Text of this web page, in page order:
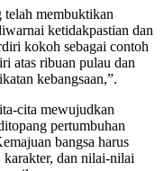
telah membuktikan
ketidakpastian dan
kokoh sebagai contoh
atas ribuan pulau dan
kebangsaan,”.
cita mewujudkan
pertumbuhan
bangsa harus
karakter, dan nilai-nilai